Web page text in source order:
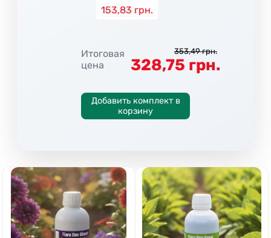
153,83 грн.
Итоговая
цена
328,75 грн.
353,49 грн.
Добавить комплект в
корзину